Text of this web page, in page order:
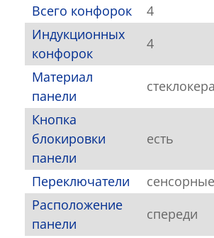
Всего конфорок
4
Индукционных
конфорок
4
Материал
панели
Кнопка
блокировки
панели
есть
Переключатели
сенсорные
Расположение
панели
спереди